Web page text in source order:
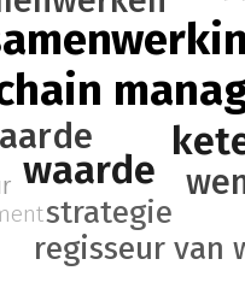
waarde
strategie
regisseur van